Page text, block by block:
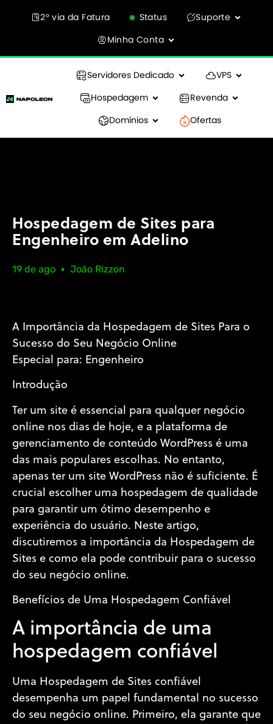
2° via da Fatura Status
Suporte
Minha Conta
Servidores Dedicado
VPS
Hospedagem
Revenda
Domínios
Ofertas
Hospedagem de Sites para
Engenheiro em Adelino
19 de ago João Rizzon
A Importância da Hospedagem de Sites Para o
Sucesso do Seu Negócio Online
Especial para: Engenheiro
Introdução
Ter um site é essencial para qualquer negócio
online nos dias de hoje, e a plataforma de
gerenciamento de conteúdo WordPress é uma
das mais populares escolhas. No entanto,
apenas ter um site WordPress não é suficiente. É
crucial escolher uma hospedagem de qualidade
para garantir um ótimo desempenho e
experiência do usuário. Neste artigo,
discutiremos a importância da Hospedagem de
Sites e como ela pode contribuir para o sucesso
do seu negócio online.
Benefícios de Uma Hospedagem Confiável
A importância de uma
hospedagem confiável
Uma Hospedagem de Sites confiável
desempenha um papel fundamental no sucesso
do seu negócio online. Primeiro, ela garante que